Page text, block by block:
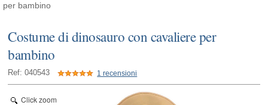
per bambino
Costume di dinosauro con cavaliere per
bambino
Ref: 040543 1 recensioni
Click zoom